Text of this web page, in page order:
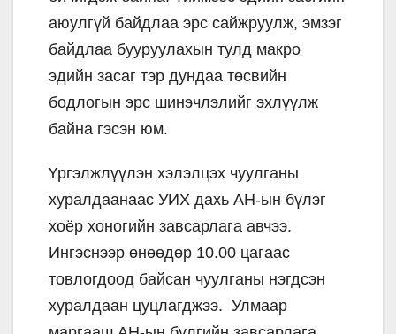
аюулгүй байдлаа эрс сайжруулж, эмзэг
байдлаа бууруулахын тулд макро
эдийн засаг тэр дундаа төсвийн
бодлогын эрс шинэчлэлийг эхлүүлж
байна гэсэн юм.
Үргэлжлүүлэн хэлэлцэх чуулганы
хуралдаанаас УИХ дахь АН-ын бүлэг
хоёр хоногийн завсарлага авчээ.
Ингэснээр өнөөдөр 10.00 цагаас
товлогдоод байсан чуулганы нэгдсэн
хуралдаан цуцлагджээ. Улмаар